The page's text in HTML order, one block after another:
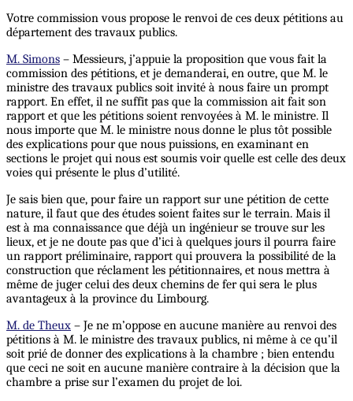
Votre commission vous propose le renvoi de ces deux pétitions au
département des travaux publics.
M. Simons – Messieurs, j’appuie la proposition que vous fait la
commission des pétitions, et je demanderai, en outre, que M. le
ministre des travaux publics soit invité à nous faire un prompt
rapport. En effet, il ne suffit pas que la commission ait fait son
rapport et que les pétitions soient renvoyées à M. le ministre. Il
nous importe que M. le ministre nous donne le plus tôt possible
des explications pour que nous puissions, en examinant en
sections le projet qui nous est soumis voir quelle est celle des deux
voies qui présente le plus d’utilité.
Je sais bien que, pour faire un rapport sur une pétition de cette
nature, il faut que des études soient faites sur le terrain. Mais il
est à ma connaissance que déjà un ingénieur se trouve sur les
lieux, et je ne doute pas que d’ici à quelques jours il pourra faire
un rapport préliminaire, rapport qui prouvera la possibilité de la
construction que réclament les pétitionnaires, et nous mettra à
même de juger celui des deux chemins de fer qui sera le plus
avantageux à la province du Limbourg.
M. de Theux – Je ne m’oppose en aucune manière au renvoi des
pétitions à M. le ministre des travaux publics, ni même à ce qu’il
soit prié de donner des explications à la chambre ; bien entendu
que ceci ne soit en aucune manière contraire à la décision que la
chambre a prise sur l’examen du projet de loi.